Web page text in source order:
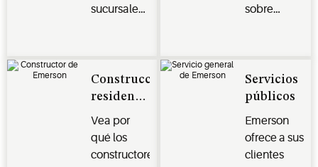
sucursales
documentación
personalizada
y
en
productos.
sobre
trabajo.
Construcción
residencial
nueva
Vea por
qué los
constructores
Servicios
públicos
Emerson
ofrece a sus
clientes